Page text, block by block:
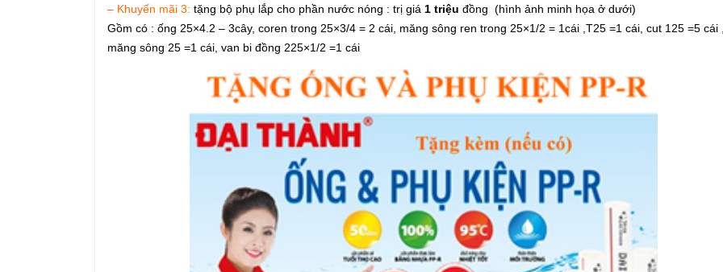
– Khuyến mãi 3: tặng bộ phụ lắp cho phần nước nóng : trị giá 1 triệu đồng (hình ảnh minh họa ở dưới)
Gồm có : ống 25×4.2 – 3cây, coren trong 25×3/4 = 2 cái, măng sông ren trong 25×1/2 = 1cái ,T25 =1 cái, cut 125 =5 cái
măng sông 25 =1 cái, van bi đồng 225×1/2 =1 cái